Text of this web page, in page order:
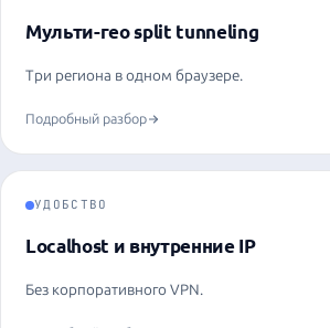
Мульти-гео split tunneling
Три региона в одном браузере.
Подробный разбор
УДОБСТВО
Localhost и внутренние IP
Без корпоративного VPN.